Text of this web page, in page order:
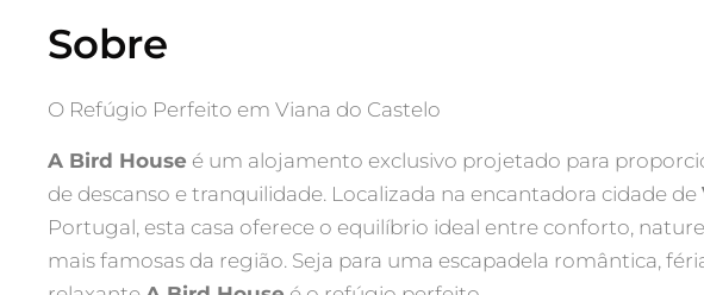
Sobre
O Refúgio Perfeito em Viana do Castelo
A Bird House é um alojamento exclusivo projetado para
de descanso e tranquilidade. Localizada na encantadora cidade de
Portugal, esta casa oferece o equilíbrio ideal entre conforto,
mais famosas da região. Seja para uma escapadela romântica,